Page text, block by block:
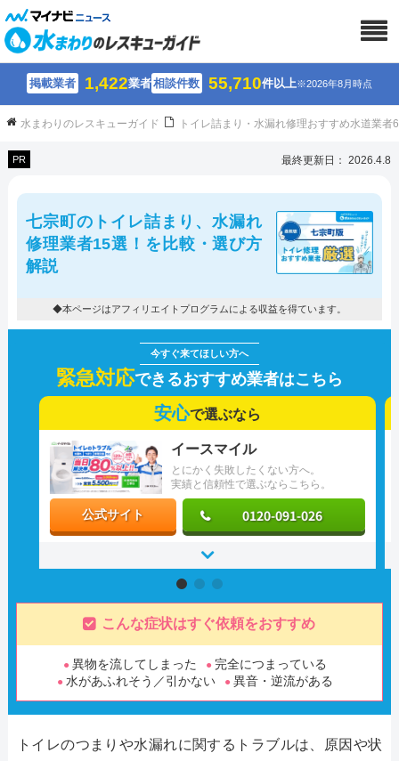
掲載業者 1,422業者相談件数 55,710件以上※2026年8月時点
水まわりのレスキューガイド トイレ詰まり・水漏れ修理おすすめ水道業
PR 最終更新日： 2026.4.8
七宗町のトイレ詰まり、水漏れ
修理業者15選！を比較・選び方
解説
◆本ページはアフィリエイトプログラムによる収益を得ています。
緊急対応できるおすすめ業者はこちら
安心で選ぶなら
とにかく失敗したくない方へ。
実績と信頼性で選ぶならこちら。
イースマイル
公式サイト 0120-091-026
こんな症状はすぐ依頼をおすすめ
異物を流してしまった
完全につまっている
水があふれそう／引かない
異音・逆流がある
トイレのつまりや水漏れに関するトラブルは、原因や状